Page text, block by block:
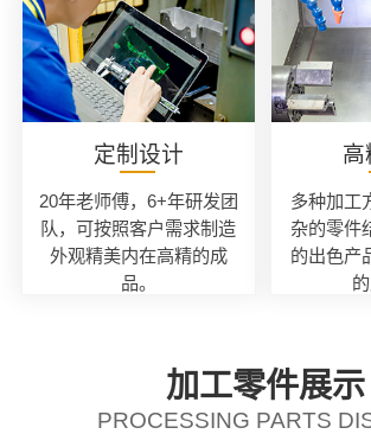
定制设计
20年老师傅，6+年研发团
队，可按照客户需求制造
外观精美内在高精的成
品。
高
多种加工
杂的零件
的出色产
加工零件展示
PROCESSING PARTS